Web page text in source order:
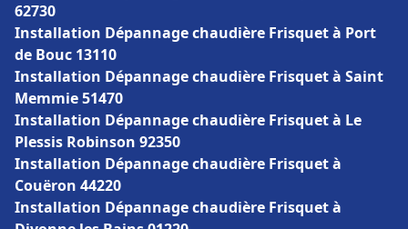
62730
Installation Dépannage chaudière Frisquet à Port
de Bouc 13110
Installation Dépannage chaudière Frisquet à Saint
Memmie 51470
Installation Dépannage chaudière Frisquet à Le
Plessis Robinson 92350
Installation Dépannage chaudière Frisquet à
Couëron 44220
Installation Dépannage chaudière Frisquet à